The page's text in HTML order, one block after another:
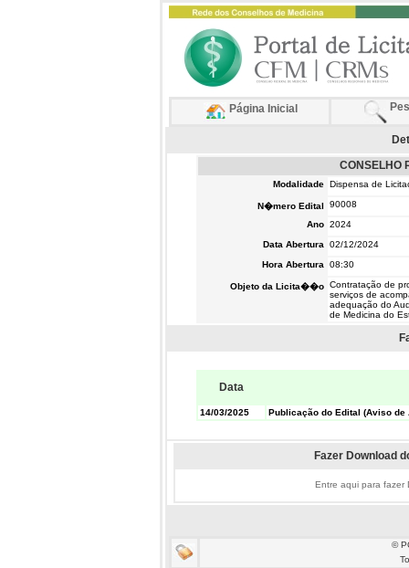
Página Inicial
CONSELHO
Modalidade Dispensa de
N�mero Edital
90008
Ano 2024
Data Abertura
02/12/2024
Hora Abertura
08:30
Objeto da Licita��o Contratação de
serviços de
adequação do
de Medicina do
Data
14/03/2025 Publicação do Edital (Aviso de
Fazer Download
Entre aqui para fazer
©